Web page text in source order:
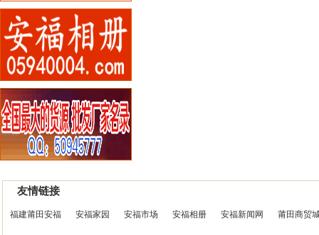
友情链接
福建莆田安福 安福家园 安福市场 安福相册 安福新闻网 莆田商贸